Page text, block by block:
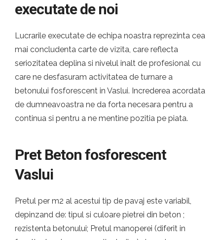
executate de noi
Lucrarile executate de echipa noastra reprezinta cea
mai concludenta carte de vizita, care reflecta
seriozitatea deplina si nivelul inalt de profesional cu
care ne desfasuram activitatea de turnare a
betonului fosforescent in Vaslui. Increderea acordata
de dumneavoastra ne da forta necesara pentru a
continua si pentru a ne mentine pozitia pe piata.
Pret Beton fosforescent
Vaslui
Pretul per m2 al acestui tip de pavaj este variabil,
depinzand de: tipul si culoare pietrei din beton ;
rezistenta betonului; Pretul manoperei (diferit in